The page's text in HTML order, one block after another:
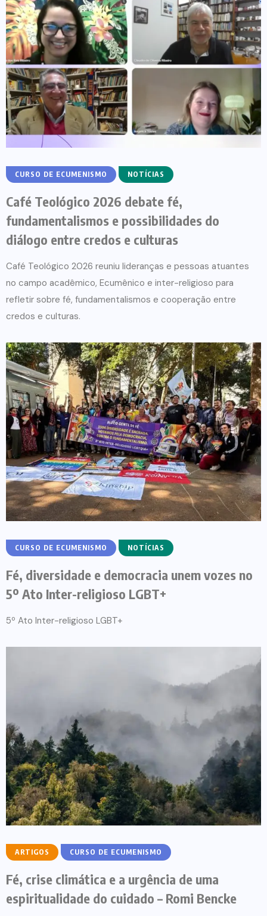
CURSO DE ECUMENISMO NOTÍCIAS
Café Teológico 2026 debate fé,
fundamentalismos e possibilidades do
diálogo entre credos e culturas
Café Teológico 2026 reuniu lideranças e pessoas atuantes
no campo acadêmico, Ecumênico e inter-religioso para
refletir sobre fé, fundamentalismos e cooperação entre
credos e culturas.
CURSO DE ECUMENISMO NOTÍCIAS
Fé, diversidade e democracia unem vozes no
5º Ato Inter-religioso LGBT+
5º Ato Inter-religioso LGBT+
ARTIGOS CURSO DE ECUMENISMO
Fé, crise climática e a urgência de uma
espiritualidade do cuidado – Romi Bencke